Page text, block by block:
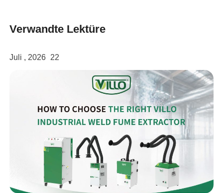
linkedin
twitter
Verwandte Lektüre
Juli , 2026 22